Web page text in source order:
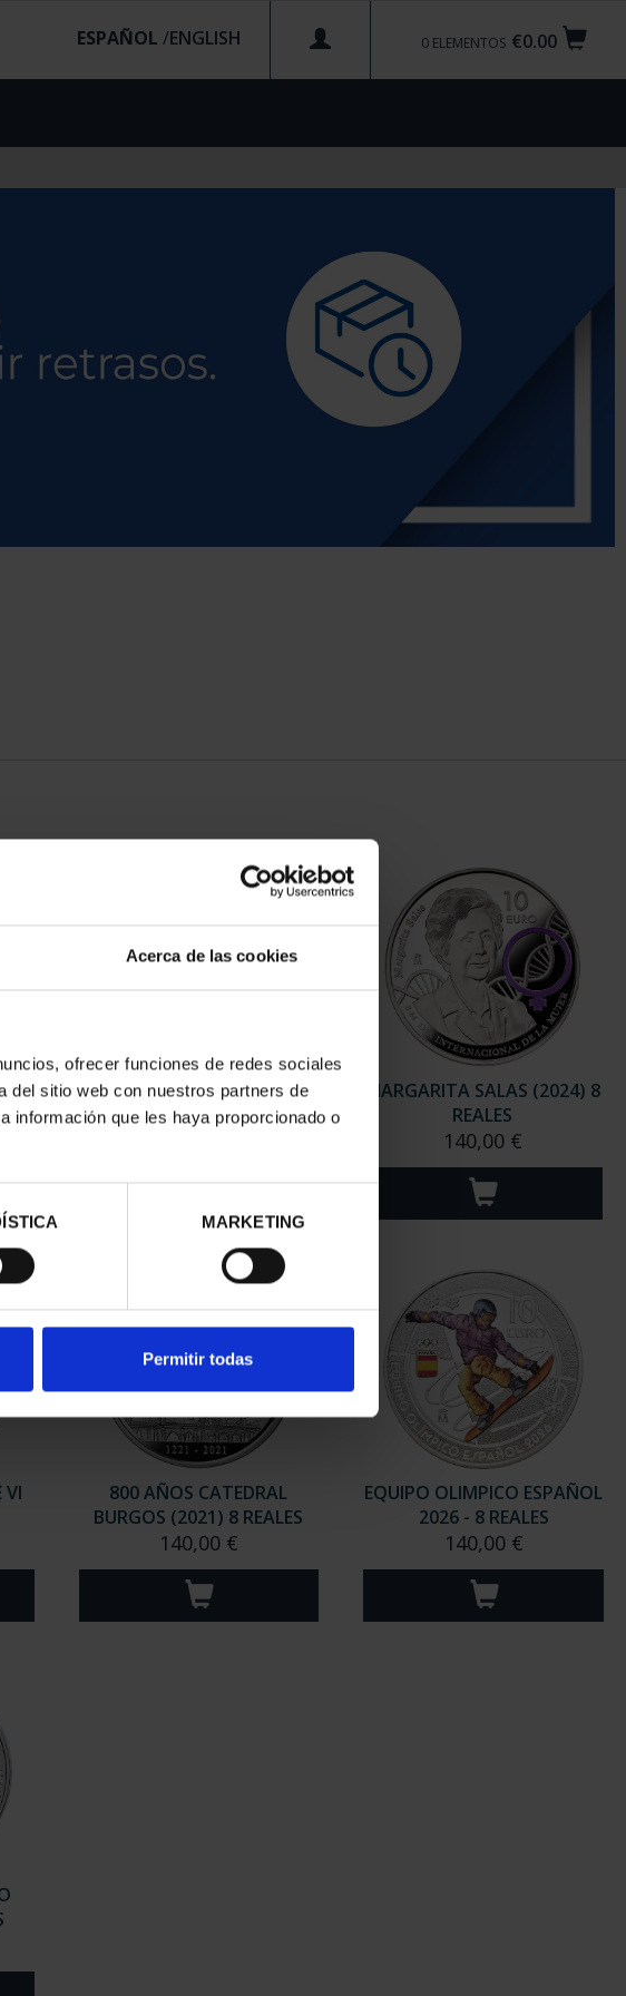
Acerca de las cookies
ofrecer funciones de redes sociales
del sitio web con nuestros partners de
información que les haya proporcionado o
MARKETING
Permitir todas
€0.00
0 ELEMENTOS
ESPAÑOL /
8
EQUIPO OLIMPICO ESPAÑOL
2024 - 8 REALES
MARGARITA SALAS (2024) 8
REALES
140,00 €
VI
800 AÑOS CATEDRAL
BURGOS (2021) 8 REALES
140,00 €
EQUIPO OLIMPICO ESPAÑOL
2026 - 8 REALES
140,00 €